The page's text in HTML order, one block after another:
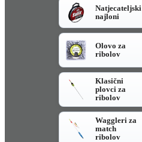
Natjecateljski
najloni
Olovo za
ribolov
Klasični
plovci za
ribolov
Waggleri za
match
ribolov